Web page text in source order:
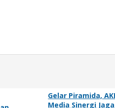
Gelar Piramida,
Media Sinergi